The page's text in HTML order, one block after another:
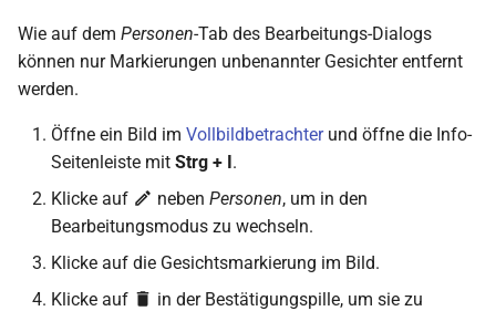
Wie auf dem Personen-Tab des Bearbeitungs-Dialogs
können nur Markierungen unbenannter Gesichter entfernt
werden.
Öffne ein Bild im Vollbildbetrachterund öffne die Info-
Seitenleiste mit Strg + I.
Klicke auf
neben Personen, um in den
Bearbeitungsmodus zu wechseln.
Klicke auf die Gesichtsmarkierung im Bild.
Klicke auf
in der Bestätigungspille, um sie zu